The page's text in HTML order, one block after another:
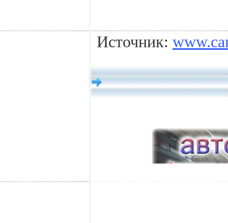
Источник: